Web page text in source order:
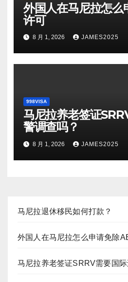
外国人在马尼拉怎么
许可
8 月 1, 2026 JAMES2025
998VISA
马尼拉养老签证
警调查吗？
8 月 1, 2026 JAMES2025
马尼拉退休移民如何打款？
外国人在马尼拉怎么申请免除
马尼拉养老签证SRRV需要国际